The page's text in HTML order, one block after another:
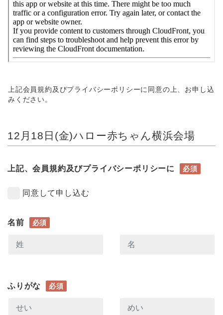
上記会員規約及びプライバシーポリシーに同意の上、お申し込
みください。
12月18日(金)ハロー赤ちゃん横浜会場
上記、会員規約及びプライバシーポリシーに 必須
同意して申し込む
名前 必須
ふりがな 必須